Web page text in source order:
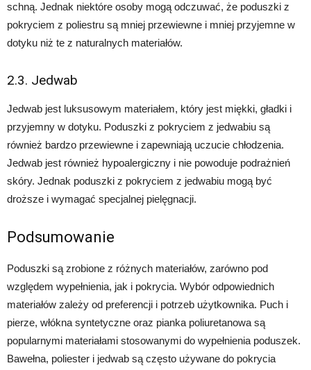
schną. Jednak niektóre osoby mogą odczuwać, że poduszki z
pokryciem z poliestru są mniej przewiewne i mniej przyjemne w
dotyku niż te z naturalnych materiałów.
2.3. Jedwab
Jedwab jest luksusowym materiałem, który jest miękki, gładki i
przyjemny w dotyku. Poduszki z pokryciem z jedwabiu są
również bardzo przewiewne i zapewniają uczucie chłodzenia.
Jedwab jest również hypoalergiczny i nie powoduje podrażnień
skóry. Jednak poduszki z pokryciem z jedwabiu mogą być
droższe i wymagać specjalnej pielęgnacji.
Podsumowanie
Poduszki są zrobione z różnych materiałów, zarówno pod
względem wypełnienia, jak i pokrycia. Wybór odpowiednich
materiałów zależy od preferencji i potrzeb użytkownika. Puch i
pierze, włókna syntetyczne oraz pianka poliuretanowa są
popularnymi materiałami stosowanymi do wypełnienia poduszek.
Bawełna, poliester i jedwab są często używane do pokrycia